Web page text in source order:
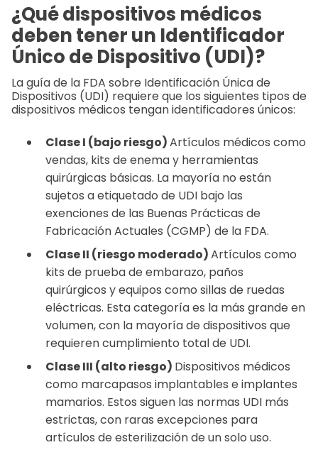
¿Qué dispositivos médicos
deben tener un Identificador
Único de Dispositivo (UDI)?
La guía de la FDA sobre Identificación Única de
Dispositivos (UDI) requiere que los siguientes tipos de
dispositivos médicos tengan identificadores únicos:
Clase I (bajo riesgo)Artículos médicos como
vendas, kits de enema y herramientas
quirúrgicas básicas. La mayoría no están
sujetos a etiquetado de UDI bajo las
exenciones de las Buenas Prácticas de
Fabricación Actuales (CGMP) de la FDA.
Clase II (riesgo moderado)Artículos como
kits de prueba de embarazo, paños
quirúrgicos y equipos como sillas de ruedas
eléctricas. Esta categoría es la más grande en
volumen, con la mayoría de dispositivos que
requieren cumplimiento total de UDI.
Clase III (alto riesgo) Dispositivos médicos
como marcapasos implantables e implantes
mamarios. Estos siguen las normas UDI más
estrictas, con raras excepciones para
artículos de esterilización de un solo uso.